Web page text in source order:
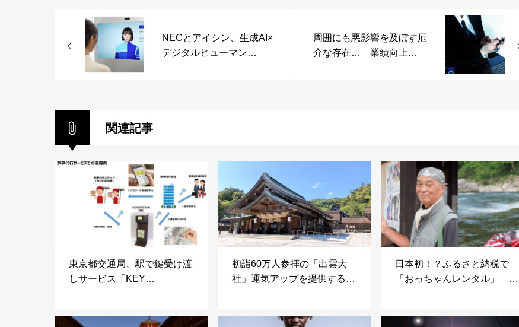
NECとアイシン、生成AI×
デジタルヒューマン
Consultant」開発を開始
周囲にも悪影響を及ぼす厄
介な存在… 業績向上
ライダー社員」の脅威
関連記事
東京都交通局、駅で鍵受け渡
しサービス「KEY
初詣60万人参拝の「出雲大
社」運気アップを提供する島
日本初！？ふるさと納税で
「おっちゃんレンタル」 伝
者は取材に「すでに申し込み
あり」